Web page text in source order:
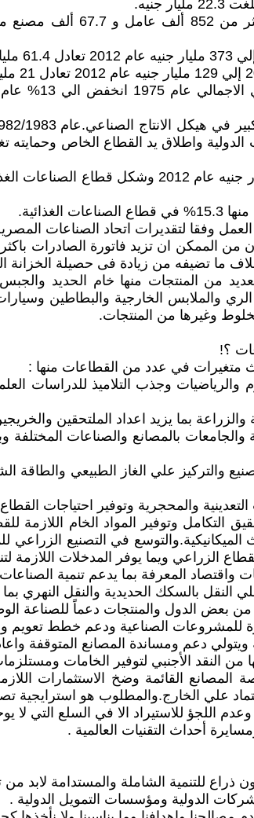
من المنتجات منها خام الحديد
والملابس الخارجية والبطاطين
وغيرها من المنتجات.
؟!
متغيرات في عدد من القطاعات منها :
وجذب التلاميذ للدراسات
والزراعة بما يزيد اعداد الملتحقين
والتركيز علي الغاز الطبيعي
والمحجرية وتوفير احتياجات
التكامل وتوفير المواد الخام
في التصنيع
الزراعي ويما يوفر المدخلات اللازمة
واقتصاد المعرفة بما يدعم تنمية الصناعات
النقل بالسكك الحديدية والنقل
بعض الدول والمنتجات دعماً للصناعة
الصناعية ودعم خطط تعويم
دعم ومساندة المصانع المتوقفة
من النقد الأجنبي لتوفير الخامات
علي الخارج.والمطلوب هو استرايجية
اللجؤ للاستيراد الا في السلع التي لا
أحداث التقنيات العالمية .
للتنمية الشاملة والمستدامة لابد
الدولية ومؤسسات التمويل الدولية .